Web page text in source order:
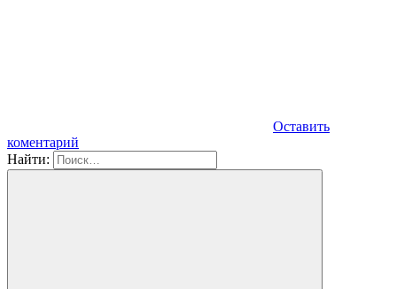
Оставить
коментарий
Найти: